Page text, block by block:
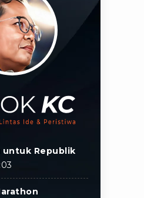
untuk Republik